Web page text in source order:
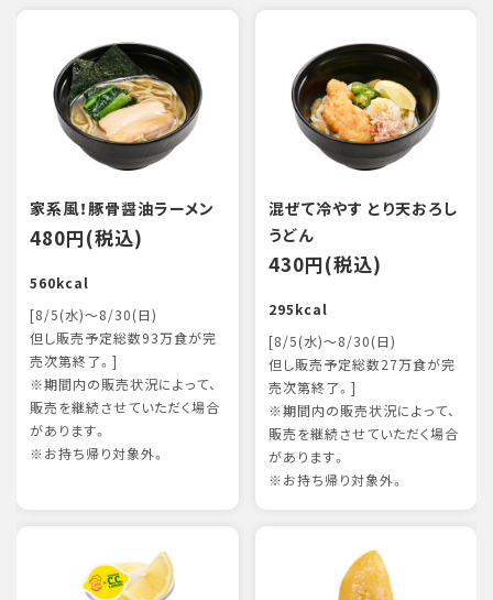
家系風！豚骨醤油ラーメン
480円(税込)
560kcal
[8/5(水)～8/30(日)
但し販売予定総数93万食が完
売次第終了。]
※期間内の販売状況によって、
販売を継続させていただく場合
があります。
※お持ち帰り対象外。
混ぜて冷やす とり天おろし
うどん
430円(税込)
295kcal
[8/5(水)～8/30(日)
但し販売予定総数27万食が完
売次第終了。]
※期間内の販売状況によって、
販売を継続させていただく場合
があります。
※お持ち帰り対象外。